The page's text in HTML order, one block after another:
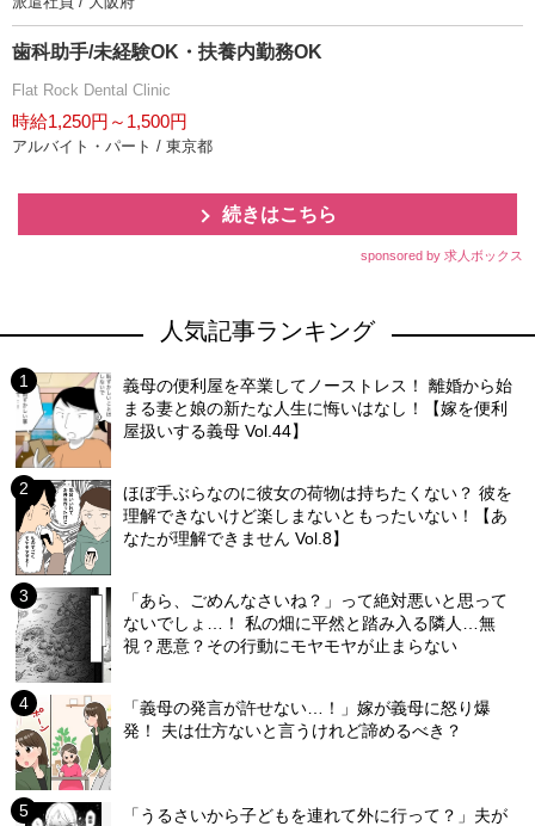
歯科助手/未経験OK・扶養内勤務OK
Flat Rock Dental Clinic
時給1,250円～1,500円
アルバイト・パート / 東京都
続きはこちら
sponsored by 求人ボックス
人気記事ランキング
義母の便利屋を卒業してノーストレス！ 離婚から始
まる妻と娘の新たな人生に悔いはなし！【嫁を便利
屋扱いする義母 Vol.44】
ほぼ手ぶらなのに彼女の荷物は持ちたくない？ 彼を
理解できないけど楽しまないともったいない！【あ
なたが理解できません Vol.8】
「あら、ごめんなさいね？」って絶対悪いと思って
ないでしょ…！ 私の畑に平然と踏み入る隣人…無
視？悪意？その行動にモヤモヤが止まらない
「義母の発言が許せない…！」嫁が義母に怒り爆
発！ 夫は仕方ないと言うけれど諦めるべき？
「うるさいから子どもを連れて外に行って？」夫が